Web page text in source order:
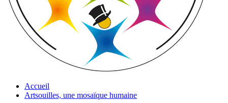
Accueil
Artsouilles, une mosaïque humaine